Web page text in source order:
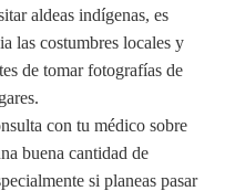
aldeas indígenas, es
las costumbres locales y
de tomar fotografías de
con tu médico sobre
buena cantidad de
si planeas pasar